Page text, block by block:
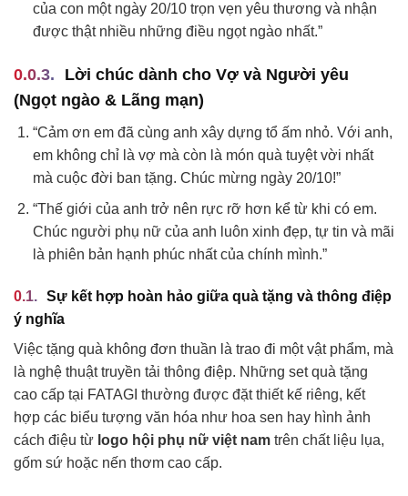
của con một ngày 20/10 trọn vẹn yêu thương và nhận
được thật nhiều những điều ngọt ngào nhất.”
Lời chúc dành cho Vợ và Người yêu
(Ngọt ngào & Lãng mạn)
“Cảm ơn em đã cùng anh xây dựng tổ ấm nhỏ. Với anh,
em không chỉ là vợ mà còn là món quà tuyệt vời nhất
mà cuộc đời ban tặng. Chúc mừng ngày 20/10!”
“Thế giới của anh trở nên rực rỡ hơn kể từ khi có em.
Chúc người phụ nữ của anh luôn xinh đẹp, tự tin và mãi
là phiên bản hạnh phúc nhất của chính mình.”
Sự kết hợp hoàn hảo giữa quà tặng và thông điệp
ý nghĩa
Việc tặng quà không đơn thuần là trao đi một vật phẩm, mà
là nghệ thuật truyền tải thông điệp. Những set quà tặng
cao cấp tại FATAGI thường được đặt thiết kế riêng, kết
hợp các biểu tượng văn hóa như hoa sen hay hình ảnh
cách điệu từ logo hội phụ nữ việt nam trên chất liệu lụa,
gốm sứ hoặc nến thơm cao cấp.